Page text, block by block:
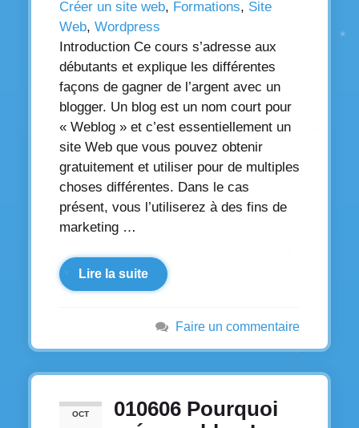
Créer un site web, Formations, Site
Web, Wordpress
Introduction Ce cours s’adresse aux
débutants et explique les différentes
façons de gagner de l’argent avec un
blogger. Un blog est un nom court pour
« Weblog » et c’est essentiellement un
site Web que vous pouvez obtenir
gratuitement et utiliser pour de multiples
choses différentes. Dans le cas
présent, vous l’utiliserez à des fins de
marketing …
Lire la suite
Faire un commentaire
OCT
010606 Pourquoi